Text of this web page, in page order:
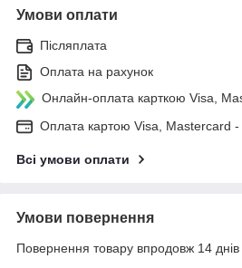
Умови оплати
Післяплата
Оплата на рахунок
Онлайн-оплата карткою Visa,
Оплата картою Visa, Mastercard -
Всі умови оплати
Умови повернення
Повернення товару впродовж 14